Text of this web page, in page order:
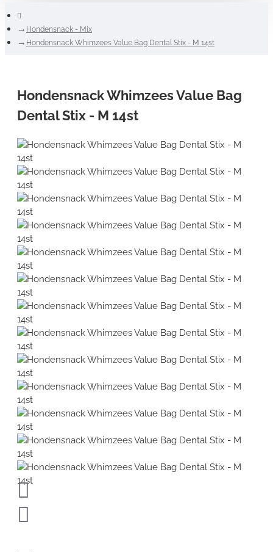
Hondensnack - Mix
Hondensnack Whimzees Value Bag Dental Stix - M 14st
Hondensnack Whimzees Value Bag
Dental Stix - M 14st